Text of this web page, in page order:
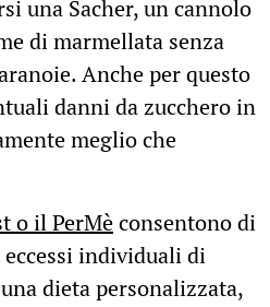
una Sacher, un cannolo
di marmellata senza
Anche per questo
danni da zucchero in
meglio che
o il PerMèconsentono di
individuali di
dieta personalizzata,